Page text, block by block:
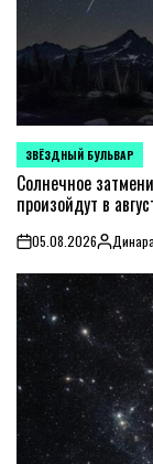
POSTED
IN
ЗВЁЗДНЫЙ БУЛЬВАР
Солнечное
произойдут в
on05.08.2026Posted